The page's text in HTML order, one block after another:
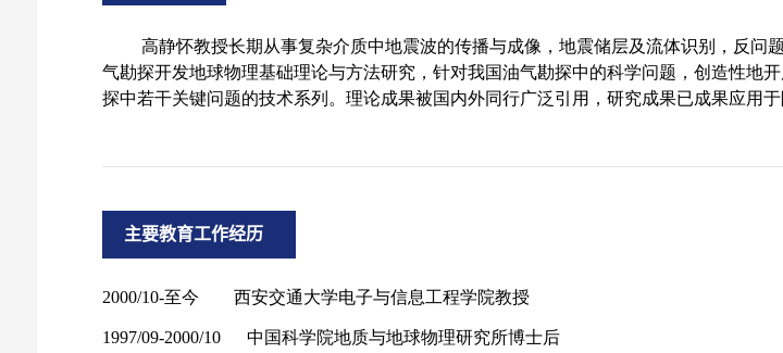
主要教育工作经历